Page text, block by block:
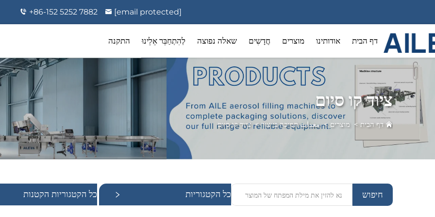
+86-152 5252 7882 [email protected]
דף הבית אודותינו מוצרים חֲדָשִים שאלה נפוצה לְהִתְחַבֵּר אֵלֵינוּ התקנה
ציוד קו סיום
דף הבית> מוצרים >معدات תמיכה בייצור>ציוד קו סיום
כל הקטגוריות כל הקטגוריות הקטנות חיפוש